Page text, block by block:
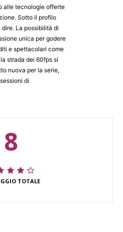
alle tecnologie offerte
Sotto il profilo
La possibilità di
unica per godere
e spettacolari come
strada dei 60fps si
nuova per la serie,
di
8
TOTALE